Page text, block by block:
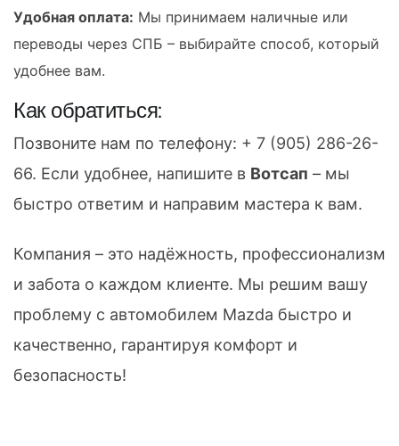
Удобная оплата: Мы принимаем наличные или
переводы через СПБ – выбирайте способ, который
удобнее вам.
Как обратиться:
Позвоните нам по телефону: + 7 (905) 286-26-
66. Если удобнее, напишите в Вотсап – мы
быстро ответим и направим мастера к вам.
Компания – это надёжность, профессионализм
и забота о каждом клиенте. Мы решим вашу
проблему с автомобилем Mazda быстро и
качественно, гарантируя комфорт и
безопасность!